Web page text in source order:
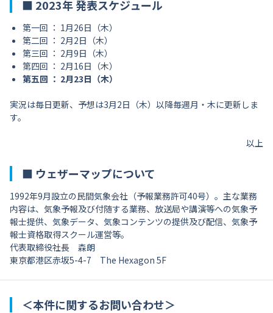
■ 2023年 発表スケジュール
第一回 ： 1月26日（木）
第二回 ： 2月2日（木）
第三回 ： 2月9日（木）
第四回 ： 2月16日（木）
第五回 ： 2月23日（木）
実況は毎日更新、予想は3月2日（木）以降毎週月・木に更新しま
す。
以上
■ ウェザーマップについて
1992年9月設立の民間気象会社（予報業務許可40号）。主な業務
内容は、気象予報及び付随する業務、放送局や講演等への気象予
報士提供、気象データ、気象コンテンツの提供及び配信、気象予
報士資格取得スクール運営等。
代表取締役社長 森朗
東京都港区赤坂5-4-7 The Hexagon 5F
＜本件に関するお問い合わせ＞